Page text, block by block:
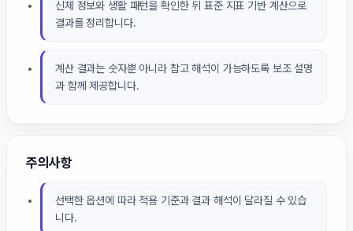
신체 정보와 생활 패턴을 확인한 뒤 표준 지표 기반 계산으로
결과를 정리합니다.
계산 결과는 숫자뿐 아니라 참고 해석이 가능하도록 보조 설명
과 함께 제공합니다.
주의사항
선택한 옵션에 따라 적용 기준과 결과 해석이 달라질 수 있습
니다.